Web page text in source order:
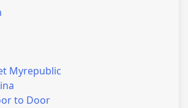
Myrepublic
to Door